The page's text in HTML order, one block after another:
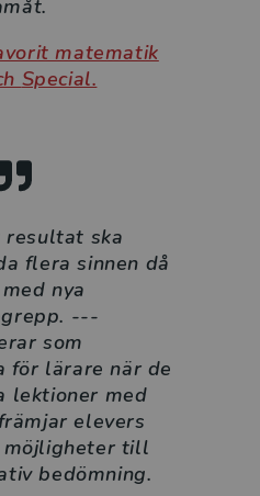
förslagen innehåller
kan använda för att
hos eleverna.
resurs får du
för din
och
i matematik
och tydlig struktur.
där det är uppskattat
resultaten hos eleverna.
läromedlet har
forskare som är
matematik
Special.
ska
flera sinnen då
nya
---
som
för lärare när de
lektioner med
elevers
möjligheter till
bedömning.